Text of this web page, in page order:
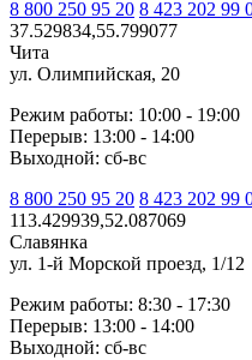
8 800 250 95 20 8 423 202 99
37.529834,55.799077
Чита
ул. Олимпийская, 20
Режим работы: 10:00 - 19:00
Перерыв: 13:00 - 14:00
Выходной: сб-вс
8 800 250 95 20 8 423 202 99
113.429939,52.087069
Славянка
ул. 1-й Морской проезд, 1/12
Режим работы: 8:30 - 17:30
Перерыв: 13:00 - 14:00
Выходной: сб-вс